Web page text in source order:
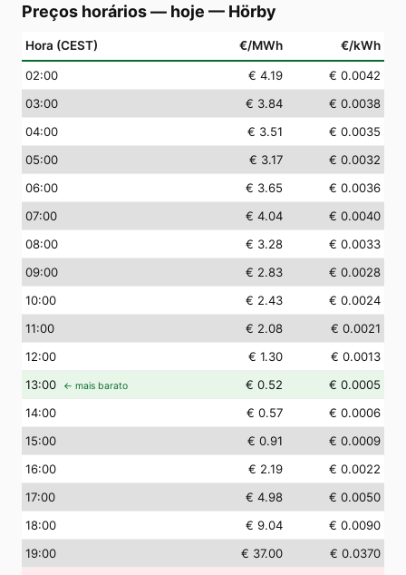
Preços horários — hoje — Hörby
Hora (CEST) €/MWh €/kWh
02:00 € 4.19
€ 0.0042
03:00 € 3.84
€ 0.0038
04:00 € 3.51
€ 0.0035
05:00 € 3.17
€ 0.0032
06:00 € 3.65
€ 0.0036
07:00 € 4.04
€ 0.0040
08:00 € 3.28
€ 0.0033
09:00 € 2.83
€ 0.0028
10:00 € 2.43
€ 0.0024
11:00 € 2.08
€ 0.0021
12:00 € 1.30
€ 0.0013
13:00 ← mais barato € 0.52
€ 0.0005
14:00 € 0.57
€ 0.0006
15:00 € 0.91
€ 0.0009
16:00 € 2.19
€ 0.0022
17:00 € 4.98
€ 0.0050
18:00 € 9.04
€ 0.0090
19:00 € 37.00
€ 0.0370